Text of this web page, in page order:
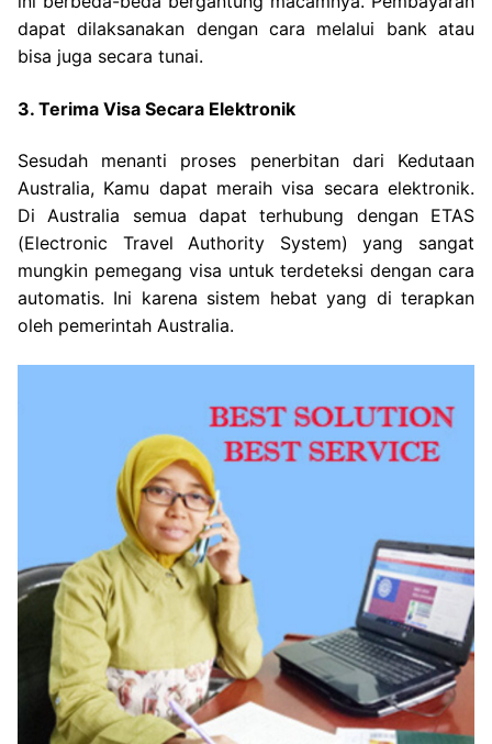
dapat dilaksanakan dengan cara melalui bank atau
bisa juga secara tunai.
3. Terima Visa Secara Elektronik
Sesudah menanti proses penerbitan dari Kedutaan
Australia, Kamu dapat meraih visa secara elektronik.
Di Australia semua dapat terhubung dengan ETAS
(Electronic Travel Authority System) yang sangat
mungkin pemegang visa untuk terdeteksi dengan cara
automatis. Ini karena sistem hebat yang di terapkan
oleh pemerintah Australia.